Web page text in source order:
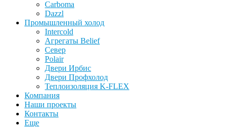
Carboma
Dazzl
Промышленный холод
Intercold
Агрегаты Belief
Север
Polair
Двери Ирбис
Двери Профхолод
Теплоизоляция K-FLEX
Компания
Наши проекты
Контакты
Еще